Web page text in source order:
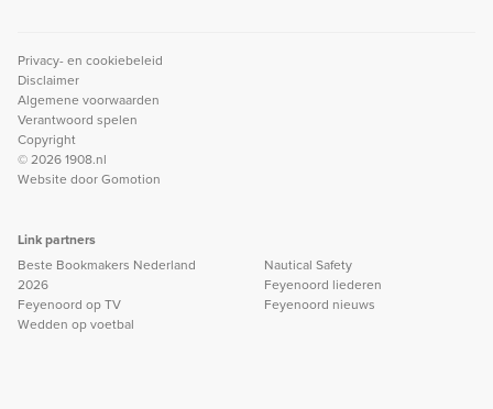
Privacy- en cookiebeleid
Disclaimer
Algemene voorwaarden
Verantwoord spelen
Copyright
© 2026 1908.nl
Website doorGomotion
Link partners
Beste Bookmakers Nederland
2026
Feyenoord op TV
Wedden op voetbal
Nautical Safety
Feyenoord liederen
Feyenoord nieuws